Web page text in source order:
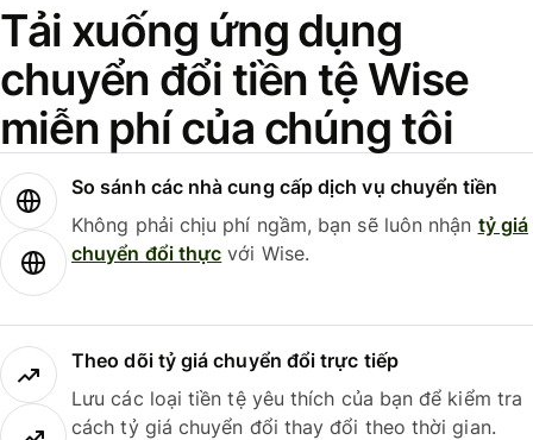
Tải xuống ứng dụng
chuyển đổi tiền tệ Wise
miễn phí của chúng tôi
So sánh các nhà cung cấp dịch vụ chuyển tiền
Không phải chịu phí ngầm, bạn sẽ luôn nhận tỷ giá
chuyển đổi thực với Wise.
Theo dõi tỷ giá chuyển đổi trực tiếp
Lưu các loại tiền tệ yêu thích của bạn để kiểm tra
cách tỷ giá chuyển đổi thay đổi theo thời gian.